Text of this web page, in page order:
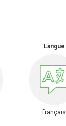
Langue
français